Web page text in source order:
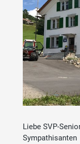
Liebe SVP-
Sympathisanten